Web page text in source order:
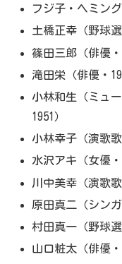
フジ子・ヘミン
土橋正幸（野球
篠田三郎（俳優・
滝田栄（俳優・
小林和生（ミュ
1951）
小林幸子（演歌歌
水沢アキ（女優・
川中美幸（演歌歌
原田真二（シン
村田真一（野球選
山口粧太（俳優・